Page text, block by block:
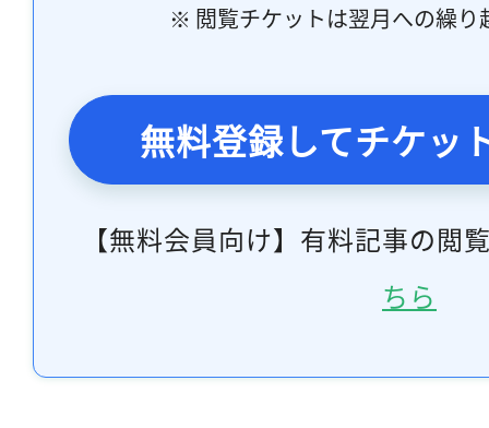
※ 閲覧チケットは翌月への繰り
無料登録してチケッ
【無料会員向け】有料記事の閲
ちら